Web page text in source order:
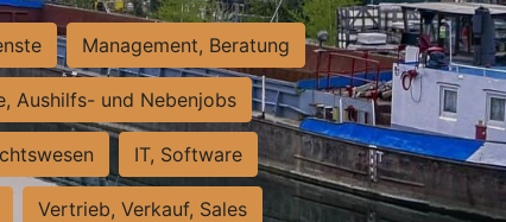
Management, Beratung
Aushilfs- und Nebenjobs
IT, Software
Vertrieb, Verkauf, Sales